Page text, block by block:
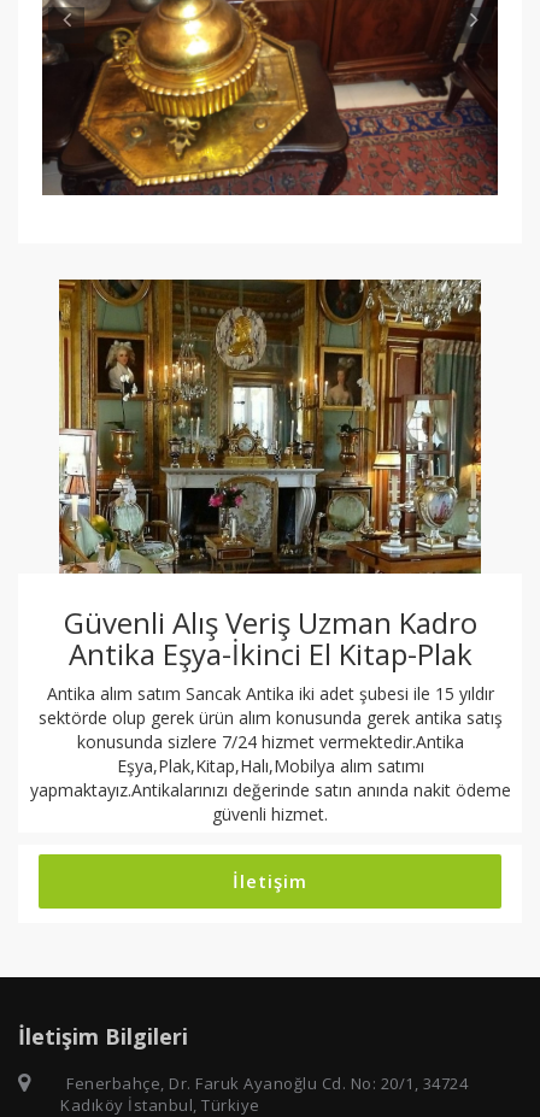
Güvenli Alış Veriş Uzman Kadro
Antika Eşya-İkinci El Kitap-Plak
Antika alım satım Sancak Antika iki adet şubesi ile 15 yıldır
sektörde olup gerek ürün alım konusunda gerek antika satış
konusunda sizlere 7/24 hizmet vermektedir.Antika
Eşya,Plak,Kitap,Halı,Mobilya alım satımı
yapmaktayız.Antikalarınızı değerinde satın anında nakit ödeme
güvenli hizmet.
İletişim
İletişim Bilgileri
Fenerbahçe, Dr. Faruk Ayanoğlu Cd. No: 20/1, 34724
Kadıköy İstanbul, Türkiye